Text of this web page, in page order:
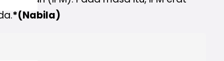
*(Nabila)